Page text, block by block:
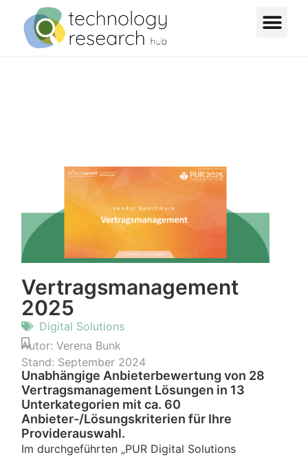
Vertragsmanagement
2025
Digital Solutions
Autor: Verena Bunk
Stand: September 2024
Unabhängige Anbieterbewertung von 28
Vertragsmanagement Lösungen in 13
Unterkategorien mit ca. 60
Anbieter-/Lösungskriterien für Ihre
Providerauswahl.
Im durchgeführten „PUR Digital Solutions